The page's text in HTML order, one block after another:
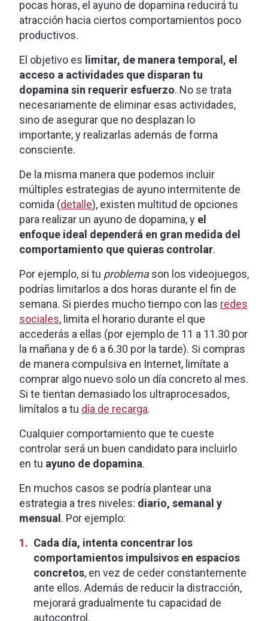
pocas horas, el ayuno de dopamina reducirá tu
atracción hacia ciertos comportamientos poco
productivos.
El objetivo es limitar, de manera temporal, el
acceso a actividades que disparan tu
dopamina sin requerir esfuerzo. No se trata
necesariamente de eliminar esas actividades,
sino de asegurar que no desplazan lo
importante, y realizarlas además de forma
consciente.
De la misma manera que podemos incluir
múltiples estrategias de ayuno intermitente de
comida (detalle), existen multitud de opciones
para realizar un ayuno de dopamina, y el
enfoque ideal dependerá en gran medida del
comportamiento que quieras controlar.
Por ejemplo, si tu problemason los videojuegos,
podrías limitarlos a dos horas durante el fin de
semana. Si pierdes mucho tiempo con las redes
sociales, limita el horario durante el que
accederás a ellas (por ejemplo de 11 a 11.30 por
la mañana y de 6 a 6.30 por la tarde). Si compras
de manera compulsiva en Internet, limítate a
comprar algo nuevo solo un día concreto al mes.
Si te tientan demasiado los ultraprocesados,
limítalos a tu día de recarga.
Cualquier comportamiento que te cueste
controlar será un buen candidato para incluirlo
en tu ayuno de dopamina.
En muchos casos se podría plantear una
estrategia a tres niveles: diario, semanal y
mensual . Por ejemplo:
Cada día, intenta concentrar los
comportamientos impulsivos en espacios
concretos, en vez de ceder constantemente
ante ellos. Además de reducir la distracción,
mejorará gradualmente tu capacidad de
autocontrol.